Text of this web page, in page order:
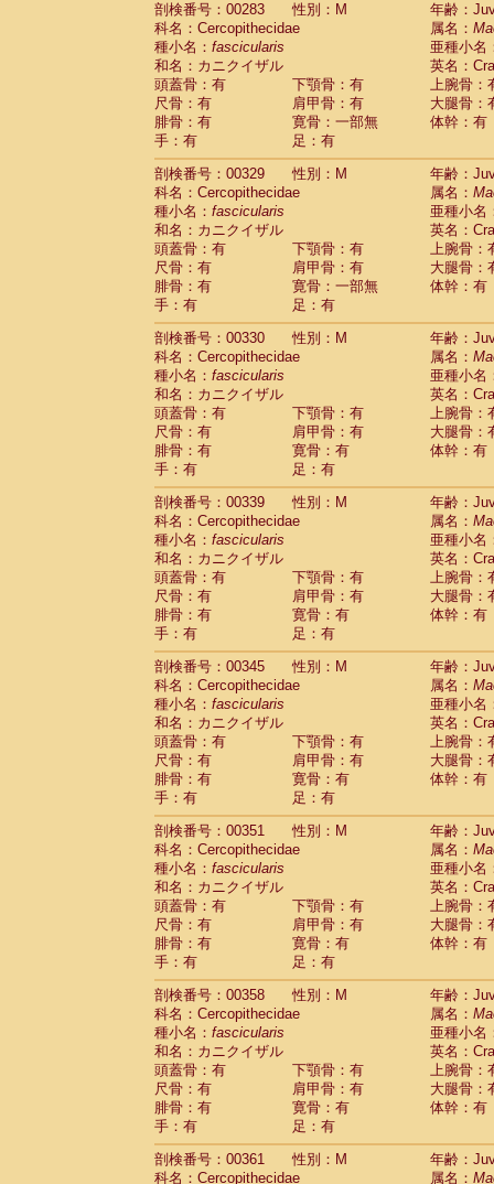
剖検番号：00283
性別：M
年齢：
科名：Cercopithecidae
属名：
種小名： fascicularis
亜種小名
和名：カニクイザル
英名：
頭蓋骨：有
下顎骨：有
上腕骨：
尺骨：有
肩甲骨：有
大腿骨：
腓骨：有
寛骨：一部無
体幹：有
手：有
足：有
剖検番号：00329
性別：M
年齢：
科名：Cercopithecidae
属名：
種小名： fascicularis
亜種小名
和名：カニクイザル
英名：
頭蓋骨：有
下顎骨：有
上腕骨：
尺骨：有
肩甲骨：有
大腿骨：
腓骨：有
寛骨：一部無
体幹：有
手：有
足：有
剖検番号：00330
性別：M
年齢：
科名：Cercopithecidae
属名：
種小名： fascicularis
亜種小名
和名：カニクイザル
英名：
頭蓋骨：有
下顎骨：有
上腕骨：
尺骨：有
肩甲骨：有
大腿骨：
腓骨：有
寛骨：有
体幹：有
手：有
足：有
剖検番号：00339
性別：M
年齢：
科名：Cercopithecidae
属名：
種小名： fascicularis
亜種小名
和名：カニクイザル
英名：
頭蓋骨：有
下顎骨：有
上腕骨：
尺骨：有
肩甲骨：有
大腿骨：
腓骨：有
寛骨：有
体幹：有
手：有
足：有
剖検番号：00345
性別：M
年齢：
科名：Cercopithecidae
属名：
種小名： fascicularis
亜種小名
和名：カニクイザル
英名：
頭蓋骨：有
下顎骨：有
上腕骨：
尺骨：有
肩甲骨：有
大腿骨：
腓骨：有
寛骨：有
体幹：有
手：有
足：有
剖検番号：00351
性別：M
年齢：
科名：Cercopithecidae
属名：
種小名： fascicularis
亜種小名
和名：カニクイザル
英名：
頭蓋骨：有
下顎骨：有
上腕骨：
尺骨：有
肩甲骨：有
大腿骨：
腓骨：有
寛骨：有
体幹：有
手：有
足：有
剖検番号：00358
性別：M
年齢：
科名：Cercopithecidae
属名：
種小名： fascicularis
亜種小名
和名：カニクイザル
英名：
頭蓋骨：有
下顎骨：有
上腕骨：
尺骨：有
肩甲骨：有
大腿骨：
腓骨：有
寛骨：有
体幹：有
手：有
足：有
剖検番号：00361
性別：M
年齢：
科名：Cercopithecidae
属名：